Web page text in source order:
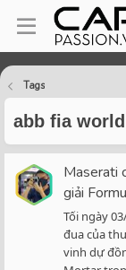
Tags
abb fia
Maserati
giải
Tối ngày
đua của
vinh dự